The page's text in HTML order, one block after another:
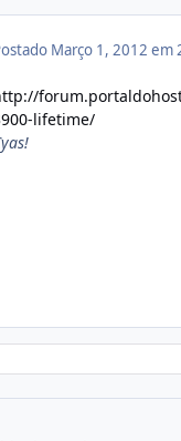
Março 1, 2012 em
lifetime/